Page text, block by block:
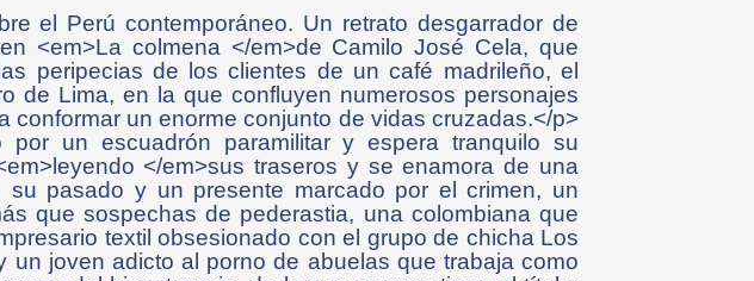
el Perú contemporáneo. Un retrato desgarrador de
<em>La colmena </em>de Camilo José Cela, que
peripecias de los clientes de un café madrileño, el
de Lima, en la que confluyen numerosos personajes
un enorme conjunto de vidas cruzadas.</p>
por un escuadrón paramilitar y espera tranquilo su
</em>sus traseros y se enamora de una
pasado y un presente marcado por el crimen, un
que sospechas de pederastia, una colombiana que
textil obsesionado con el grupo de chicha Los
joven adicto al porno de abuelas que trabaja como